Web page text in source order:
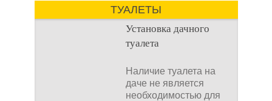
ТУАЛЕТЫ
Установка дачного
туалета
Наличие туалета на
даче не является
необходимостью для